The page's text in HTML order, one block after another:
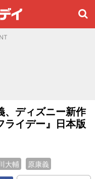
、ディズニー新作
ライデー』日本版
大輔 原康義